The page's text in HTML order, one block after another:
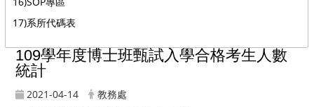
17)系所代碼表
109學年度博士班甄試入學合格考生人數
統計
2021-04-14 教務處